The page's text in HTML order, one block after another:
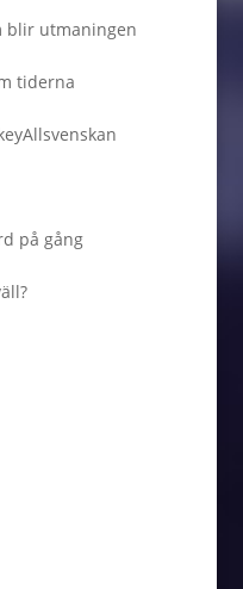
blir utmaningen
tiderna
på gång